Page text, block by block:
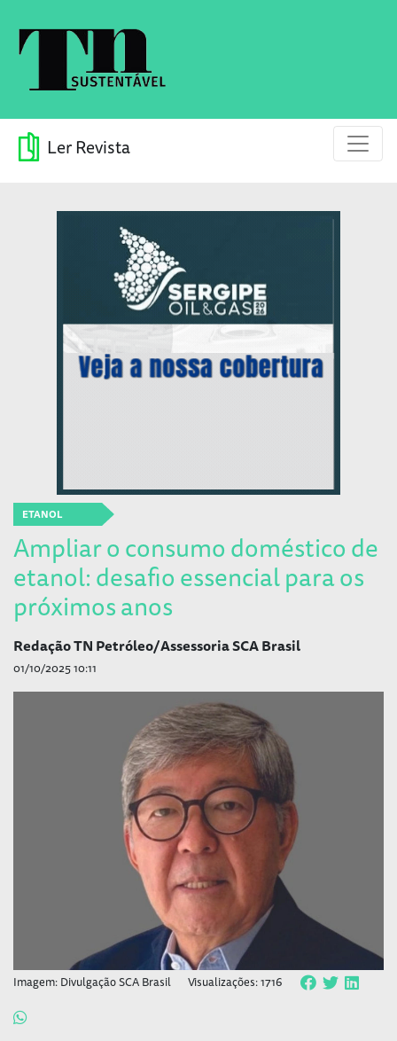
Ler Revista
ETANOL
Ampliar o consumo doméstico de
etanol: desafio essencial para os
próximos anos
Redação TN Petróleo/Assessoria SCA Brasil
01/10/2025 10:11
Imagem: Divulgação SCA Brasil Visualizações: 1716